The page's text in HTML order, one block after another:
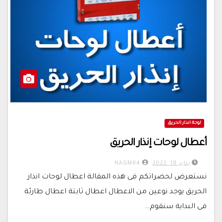
لوحة انذار الحريق
أعطال لوحات إنذار الحريق
يناير 18, 2022
نستعرض لحضراتكم فى هذه المقالة اعطال لوحات انذار
الحريق يوجد نوعين من الاعطال اعطال ثابتة اعطال طارئة
فى البداية سنقوم…